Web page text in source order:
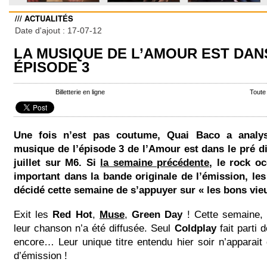
/// ACTUALITÉS
Date d'ajout : 17-07-12
LA MUSIQUE DE L’AMOUR EST
ÉPISODE 3
Billetterie en ligne
Une fois n’est pas coutume, Quai Baco a
musique de l’épisode 3 de l’Amour est dans le pré
juillet sur M6. Si la semaine précédente, le rock
important dans la bande originale de l’émission,
décidé cette semaine de s’appuyer sur « les bons
Exit les Red Hot, Muse,Green Day! Cette semaine,
leur chanson n’a été diffusée. Seul Coldplayfait parti
encore… Leur unique titre entendu hier soir n’apparait
d’émission !